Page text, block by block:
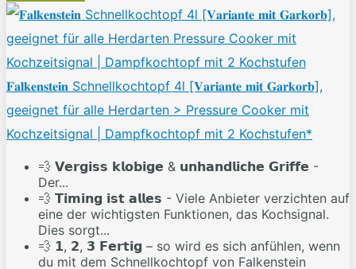
𝐅𝐚𝐥𝐤𝐞𝐧𝐬𝐭𝐞𝐢𝐧 Schnellkochtopf 4l [𝐕𝐚𝐫𝐢𝐚𝐧𝐭𝐞 𝐦𝐢𝐭 𝐆𝐚𝐫𝐤𝐨𝐫𝐛],
geeignet für alle Herdarten > Pressure Cooker mit
Kochzeitsignal | Dampfkochtopf mit 2 Kochstufen*
💨 𝗩𝗲𝗿𝗴𝗶𝘀𝘀 𝗸𝗹𝗼𝗯𝗶𝗴𝗲 & 𝘂𝗻𝗵𝗮𝗻𝗱𝗹𝗶𝗰𝗵𝗲 𝗚𝗿𝗶𝗳𝗳𝗲 -
Der...
💨 𝗧𝗶𝗺𝗶𝗻𝗴 𝗶𝘀𝘁 𝗮𝗹𝗹𝗲𝘀 - Viele Anbieter verzichten auf
eine der wichtigsten Funktionen, das Kochsignal.
Dies sorgt...
💨 𝟭, 𝟮, 𝟯 𝗙𝗲𝗿𝘁𝗶𝗴 – so wird es sich anfühlen, wenn
du mit dem Schnellkochtopf von Falkenstein